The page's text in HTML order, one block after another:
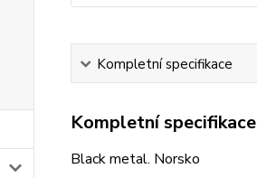
Kompletní specifikace
Kompletní specifikace
Black metal. Norsko